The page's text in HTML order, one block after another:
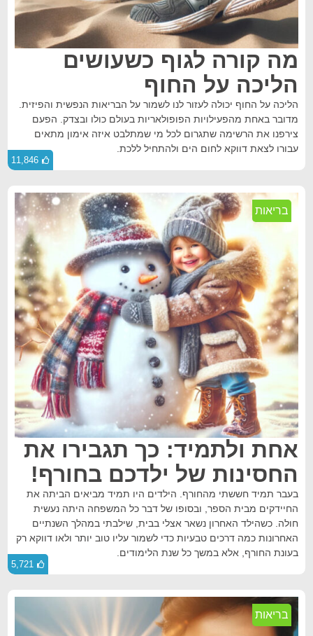
מה קורה לגוף כשעושים
הליכה על החוף
הליכה על החוף יכולה לעזור לנו לשמור על הבריאות הנפשית והפיזית.
מדובר באחת מהפעילויות הפופולאריות בעולם כולו ובצדק. הפעם
צירפנו את הרשימה שתגרום לכל מי שמתלבט איזה אימון מתאים
עבורו לצאת דווקא לחום הים ולהתחיל ללכת.
11,846
בריאות
אחת ולתמיד: כך תגבירו את
החסינות של ילדכם בחורף!
בעבר תמיד חששתי מהחורף. הילדים היו תמיד מביאים הביתה את
החיידקים מבית הספר, ובסופו של דבר כל המשפחה היתה נעשית
חולה. כשהילד האחרון נשאר אצלי בבית, שילבתי במהלך השנתיים
האחרונות כמה דרכים טבעיות כדי לשמור עליו טוב יותר ולאו דווקא רק
בעונת החורף, אלא במשך כל שנת הלימודים.
5,721
בריאות